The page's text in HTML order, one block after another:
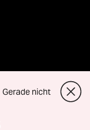
Gerade nicht